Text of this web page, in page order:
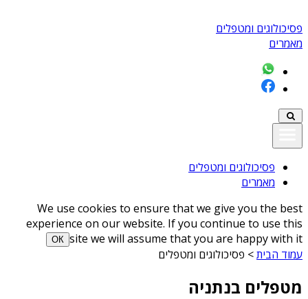
פסיכולוגים ומטפלים
מאמרים
פסיכולוגים ומטפלים
מאמרים
We use cookies to ensure that we give you the best
experience on our website. If you continue to use this
site we will assume that you are happy with it
ОК
עמוד הבית> פסיכולוגים ומטפלים
מטפלים בנתניה